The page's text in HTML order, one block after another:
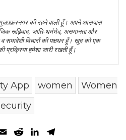
मुज़फ़्फ़रनगर की रहने वाली हूँ। अपने आसपास
रूढ़िवाद, जाति-धर्मभेद, असमानता और
समावेशी विचारों की पक्षधर हूँ। खुद को एक
प्रक्रिया हमेशा जारी रखती हूँ।
App women
Women
Email RedditLinkedIn